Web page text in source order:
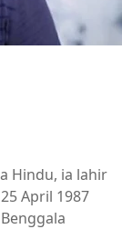
Hindu, ia lahir
April 1987